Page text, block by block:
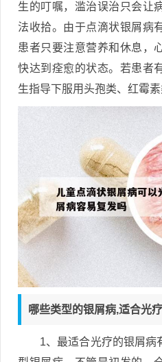
生的叮嘱，滥治误治只会让
法收拾。由于点滴状银屑病
患者只要注意营养和休息，
快达到痊愈的状态。若患者
生指导下服用头孢类、红霉
哪些类型的银屑病,适合光
1、最适合光疗的银屑病